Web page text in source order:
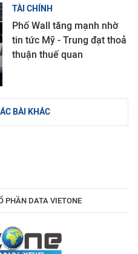
TÀI CHÍNH
Phố Wall tăng mạnh nhờ
tin tức Mỹ - Trung đạt thoả
thuận thuế quan
BÀI KHÁC
PHẦN DATA VIETONE